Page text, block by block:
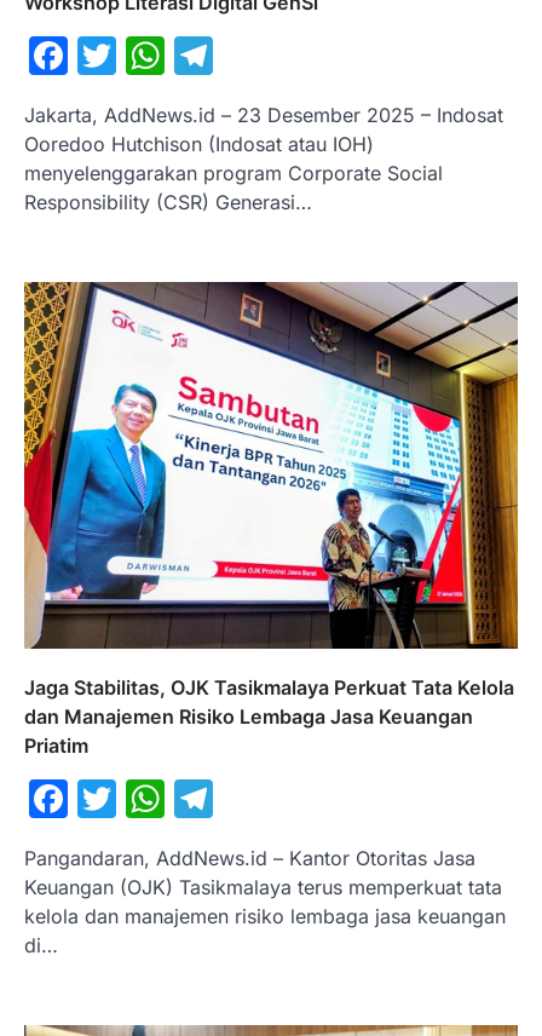
Facebook
TwitterWhatsApp
Jakarta, AddNews.id – 23 Desember 2025 – Indosat
Ooredoo Hutchison (Indosat atau IOH)
menyelenggarakan program Corporate Social
Responsibility (CSR) Generasi…
Jaga Stabilitas, OJK Tasikmalaya Perkuat Tata Kelola
dan Manajemen Risiko Lembaga Jasa Keuangan
Priatim
Facebook
TwitterWhatsApp
Pangandaran, AddNews.id – Kantor Otoritas Jasa
Keuangan (OJK) Tasikmalaya terus memperkuat tata
kelola dan manajemen risiko lembaga jasa keuangan
di…